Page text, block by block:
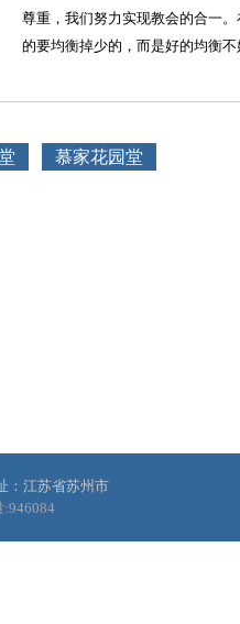
尊重，我们努力实现教会的合一
的要均衡掉少的，而是好的均衡
慕家花园堂
：江苏省苏州市
:946084